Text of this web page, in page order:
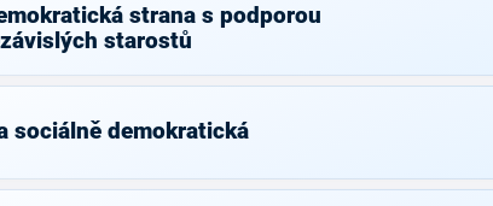
strana s podporou
starostů
sociálně demokratická